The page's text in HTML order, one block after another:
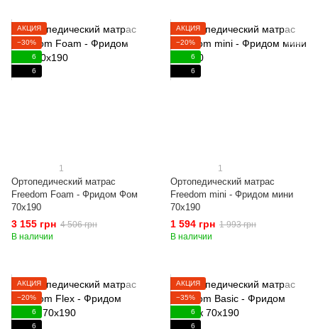
АКЦИЯ
−30%
6
6
1
Ортопедический матрас
Freedom Foam - Фридом Фом
70x190
3 155 грн 4 506 грн
В наличии
АКЦИЯ
−20%
6
6
1
Ортопедический матрас
Freedom mini - Фридом мини
70x190
1 594 грн 1 993 грн
В наличии
АКЦИЯ
−20%
6
6
АКЦИЯ
−35%
6
6